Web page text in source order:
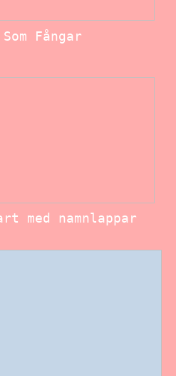
Fångar
med namnlappar